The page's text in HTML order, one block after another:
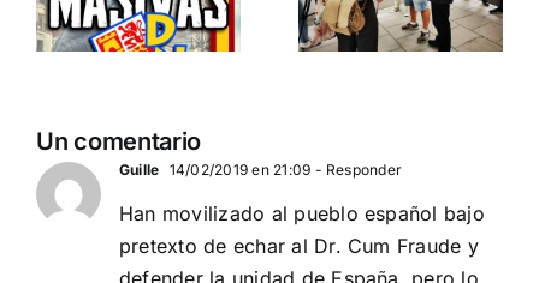
separatismo
EN BARCELONA
y el gran
Un comentario
Guille 14/02/2019 en 21:09 - Responder
Han movilizado al pueblo español bajo
pretexto de echar al Dr. Cum Fraude y
defender la unidad de España, pero lo